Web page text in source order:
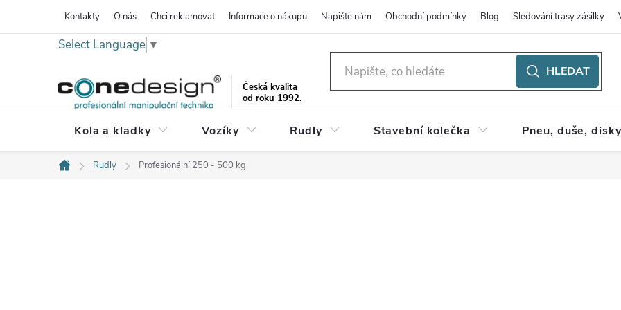
na
Kontakty O nás Chci reklamovat Informace o nákupu Napište nám Obchodní podmínky Blog Sledování trasy zásilky
Select Language ▼
Česká kvalita
od roku 1992.
HLEDAT
Kola a kladky Vozíky Rudly Stavební kolečka Pneu, duše, disky
Domů
Rudly Profesionální 250 - 500 kg